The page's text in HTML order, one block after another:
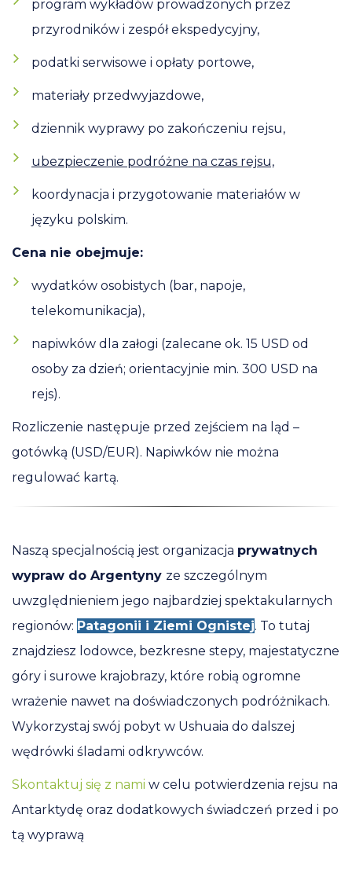
program wykładów prowadzonych przez
przyrodników i zespół ekspedycyjny,
podatki serwisowe i opłaty portowe,
materiały przedwyjazdowe,
dziennik wyprawy po zakończeniu rejsu,
ubezpieczenie podróżne na czas rejsu,
koordynacja i przygotowanie materiałów w
języku polskim.
Cena nie obejmuje:
wydatków osobistych (bar, napoje,
telekomunikacja),
napiwków dla załogi (zalecane ok. 15 USD od
osoby za dzień; orientacyjnie min. 300 USD na
rejs).
Rozliczenie następuje przed zejściem na ląd –
gotówką (USD/EUR). Napiwków nie można
regulować kartą.
Naszą specjalnością jest organizacja prywatnych
wypraw do Argentyny ze szczególnym
uwzględnieniem jego najbardziej spektakularnych
regionów: Patagonii i Ziemi Ognistej. To tutaj
znajdziesz lodowce, bezkresne stepy, majestatyczne
góry i surowe krajobrazy, które robią ogromne
wrażenie nawet na doświadczonych podróżnikach.
Wykorzystaj swój pobyt w Ushuaia do dalszej
wędrówki śladami odkrywców.
Skontaktuj się z nami w celu potwierdzenia rejsu na
Antarktydę oraz dodatkowych świadczeń przed i po
tą wyprawą